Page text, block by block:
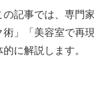
の記事では、専門
術」「美容室で再
的に解説します。